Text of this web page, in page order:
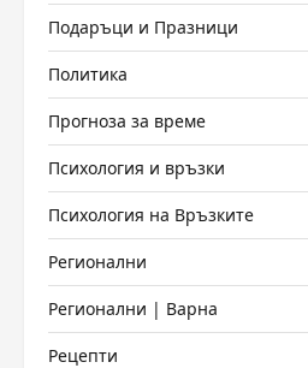
Подаръци и Празници
Политика
Прогноза за време
Психология и връзки
Психология на Връзките
Регионални
Регионални | Варна
Рецепти